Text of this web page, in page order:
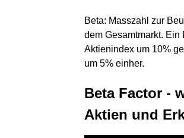
Beta: Masszahl zur
dem Gesamtmarkt.
Aktienindex um 10%
um 5% einher.
Beta Factor -
Aktien und